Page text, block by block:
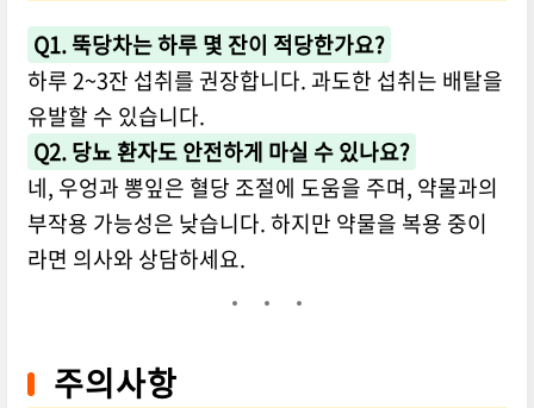
Q1. 뚝당차는 하루 몇 잔이 적당한가요?
하루 2~3잔 섭취를 권장합니다. 과도한 섭취는 배탈을
유발할 수 있습니다.
Q2. 당뇨 환자도 안전하게 마실 수 있나요?
네, 우엉과 뽕잎은 혈당 조절에 도움을 주며, 약물과의
부작용 가능성은 낮습니다. 하지만 약물을 복용 중이
라면 의사와 상담하세요.
주의사항